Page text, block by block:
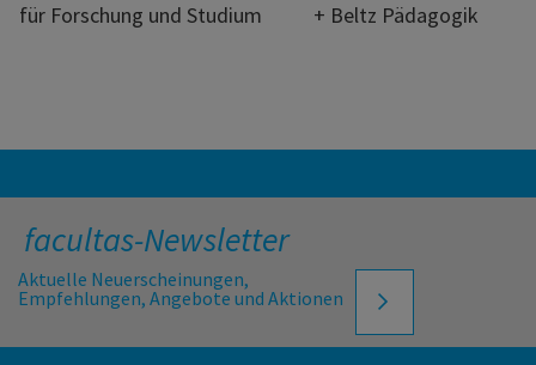
für Forschung und Studium
+ Beltz Pädagogik
facultas-Newsletter
Aktuelle Neuerscheinungen,
Empfehlungen, Angebote und Aktionen